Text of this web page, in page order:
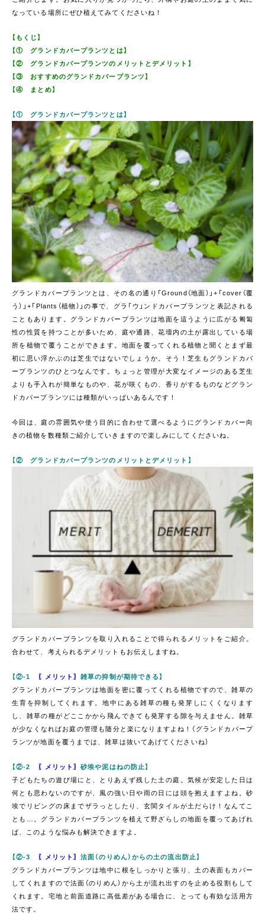
なっている場所にぜひ植えてみてくださいね！
【もくじ】
【① グランドカバープランツとは】
【② グランドカバープランツのメリットとデメリット】
【③ おすすめのグランドカバープランツ】
【④ まとめ】
【① グランドカバープランツとは】
グランドカバープランツとは、その名の通り「Ground（地面）」+「cover（覆
う）」+「Plants（植物）」の事で、グラ「ウ」ンドカバープランツと表記される
こともあります。グランドカバープランツは地面を這うように広がる匍匐
性の性質を持つことが多いため、庭や通路、花壇内の土が露出している場
所を植物で覆うことができます。地面を覆ってくれる植物と聞くとまず最
初に思い浮かぶのは芝生ではないでしょうか。そう！芝生もグランドカバ
ープランツのひとつなんです。ちょっと管理が大変なイメージのある芝生
よりも手入れが簡単なものや、花が咲くもの、香りがするものなどグラン
ドカバープランツには種類がいっぱいあるんです！
今回は、庭の雰囲気や使う目的に合わせて選べるようにグランドカバー向
きの植物を数種類ご紹介していきますので楽しみにしてくださいね。
【② グランドカバープランツのメリットとデメリット】
グランドカバープランツを取り入れることで得られるメリットをご紹介。
合わせて、考えられるデメリットもお伝えしますね。
【②-1 〖メリット〗雑草の抑制が期待できる】
グランドカバープランツは地面を密に覆ってくれる植物ですので、雑草の
生育を抑制してくれます。地中にある雑草の種も発芽しにくくなります
し、雑草の種がどここかから飛んできても発芽する隙を与えません。雑草
が少なくなればお庭の管理も随分と楽になりますよね！（グランドカバープ
ランツが地面を覆うまでは、雑草は抜いてあげてくださいね）
【②-2 〖メリット〗砂埃や泥はねの防止】
子どもたちの遊び場にと、とりあえず残した土の庭。気候が安定した日は
何とも思わないのですが、風の強い日や雨の日には頭を抱えますよね。砂
埃でリビングの床までザラっとしたり、玄関タイルが土だらけ！なんてこ
とも…。グランドカバープランツを植えて野ざらしの地面を覆ってあげれ
ば、このような悩みも解決できますよ。
【②-3 〖メリット〗法面（のりめん）からの土の流出防止】
グランドカバープランツは地中に根をしっかりと張り、土の表面もカバー
してくれますので法面（のりめん）から土が流れ出すのを止める役割もして
くれます。宅地と前面道路に高低差がある場合に、とっても有効な活用方
法です。